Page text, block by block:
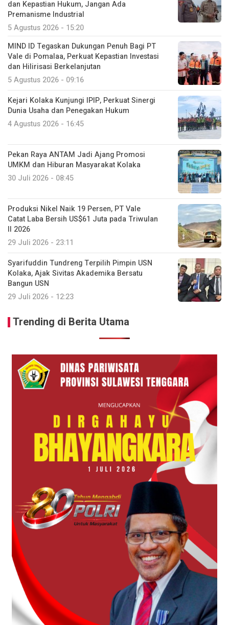
dan Kepastian Hukum, Jangan Ada
Premanisme Industrial
5 Agustus 2026 - 15:20
MIND ID Tegaskan Dukungan Penuh Bagi PT
Vale di Pomalaa, Perkuat Kepastian Investasi
dan Hilirisasi Berkelanjutan
5 Agustus 2026 - 09:16
Kejari Kolaka Kunjungi IPIP, Perkuat Sinergi
Dunia Usaha dan Penegakan Hukum
4 Agustus 2026 - 16:45
Pekan Raya ANTAM Jadi Ajang Promosi
UMKM dan Hiburan Masyarakat Kolaka
30 Juli 2026 - 08:45
Produksi Nikel Naik 19 Persen, PT Vale
Catat Laba Bersih US$61 Juta pada Triwulan
II 2026
29 Juli 2026 - 23:11
Syarifuddin Tundreng Terpilih Pimpin USN
Kolaka, Ajak Sivitas Akademika Bersatu
Bangun USN
29 Juli 2026 - 12:23
Trending di Berita Utama